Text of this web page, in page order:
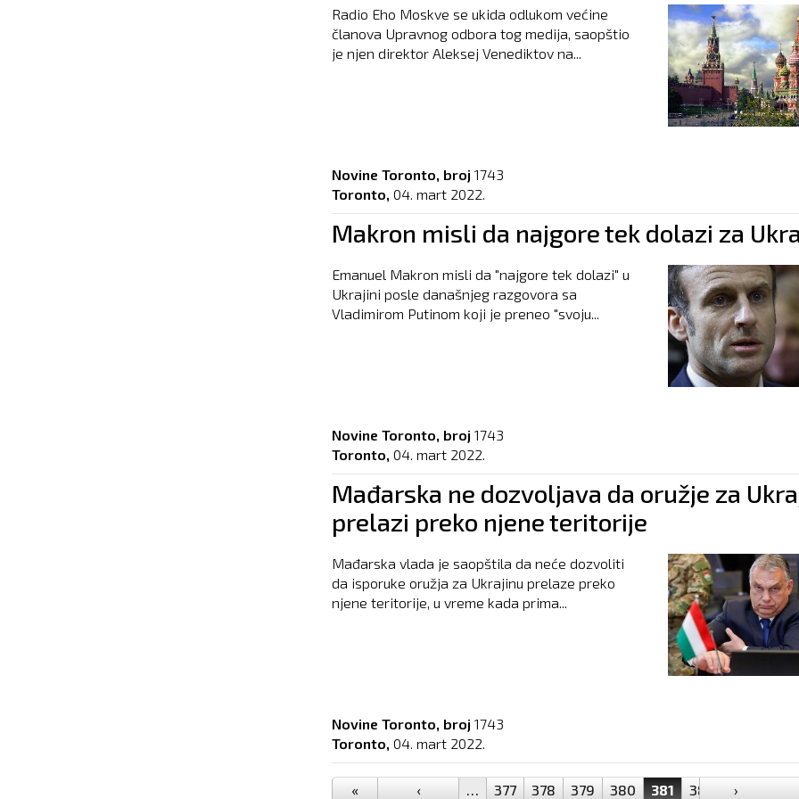
Radio Eho Moskve se ukida odlukom većine
članova Upravnog odbora tog medija, saopštio
je njen direktor Aleksej Venediktov na...
Novine Toronto, broj 1743
Toronto, 04. mart 2022.
Makron misli da najgore tek dolazi za
Emanuel Makron misli da "najgore tek dolazi" u
Ukrajini posle današnjeg razgovora sa
Vladimirom Putinom koji je preneo "svoju...
Novine Toronto, broj 1743
Toronto, 04. mart 2022.
Mađarska ne dozvoljava da oružje za
prelazi preko njene teritorije
Mađarska vlada je saopštila da neće dozvoliti
da isporuke oružja za Ukrajinu prelaze preko
njene teritorije, u vreme kada prima...
Novine Toronto, broj 1743
Toronto, 04. mart 2022.
« ‹ 377 378 379 380 381 382 383
›